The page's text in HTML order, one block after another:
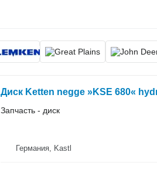
Диск Ketten negge »KSE 680«
Запчасть - диск
Германия, Kastl